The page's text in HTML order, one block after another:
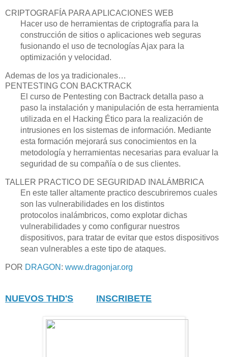
CRIPTOGRAFÍA PARA APLICACIONES WEB
Hacer uso de herramientas de criptografía para la
construcción de sitios o aplicaciones web seguras
fusionando el uso de tecnologías Ajax para la
optimización y velocidad.
Ademas de los ya tradicionales…
PENTESTING CON BACKTRACK
El curso de Pentesting con Bactrack detalla paso a
paso la instalación y manipulación de esta herramienta
utilizada en el Hacking Ético para la realización de
intrusiones en los sistemas de información. Mediante
esta formación mejorará sus conocimientos en la
metodología y herramientas necesarias para evaluar la
seguridad de su compañía o de sus clientes.
TALLER PRACTICO DE SEGURIDAD INALÁMBRICA
En este taller altamente practico descubriremos cuales
son las vulnerabilidades en los distintos
protocolos inalámbricos, como explotar dichas
vulnerabilidades y como configurar nuestros
dispositivos, para tratar de evitar que estos dispositivos
sean vulnerables a este tipo de ataques.
POR DRAGON : www.dragonjar.org
NUEVOS THD'S INSCRIBETE